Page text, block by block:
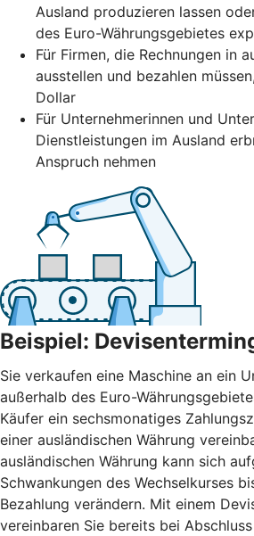
Ausland produzieren lassen
des Euro-Währungsgebietes
Für Firmen, die Rechnungen in
ausstellen und bezahlen
Dollar
Für Unternehmerinnen und
Dienstleistungen im Ausland
Anspruch nehmen
Beispiel:
Sie verkaufen eine Maschine an ein
außerhalb des Euro-
Käufer ein sechsmonatiges
einer ausländischen Währung
ausländischen Währung kann sich
Schwankungen des Wechselkurses
Bezahlung verändern. Mit einem
vereinbaren Sie bereits bei